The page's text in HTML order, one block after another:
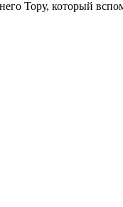
Тору, который